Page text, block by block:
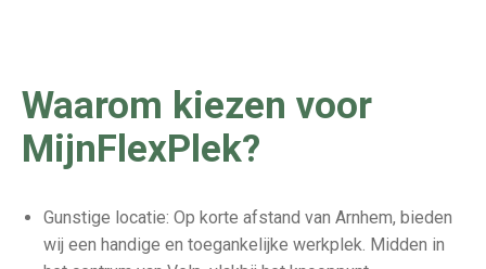
Waarom kiezen voor
MijnFlexPlek?
Gunstige locatie: Op korte afstand van Arnhem, bieden
wij een handige en toegankelijke werkplek. Midden in